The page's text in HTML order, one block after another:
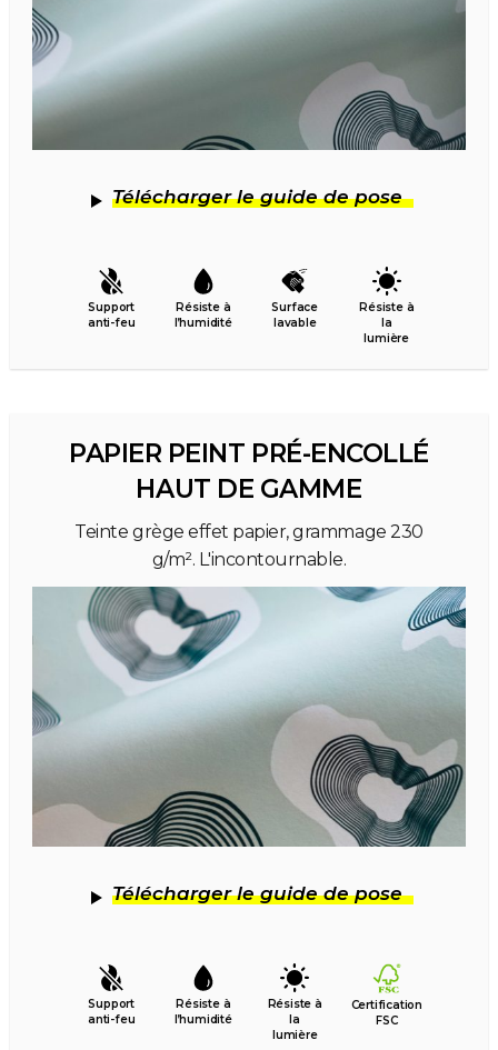
Télécharger le guide de pose
Support
anti-feu
Résiste à
l’humidité
Surface
lavable
Résiste à
la
lumière
PAPIER PEINT PRÉ-ENCOLLÉ
HAUT DE GAMME
Teinte grège effet papier, grammage 230
g/m². L'incontournable.
Télécharger le guide de pose
Support
anti-feu
Résiste à
l’humidité
Résiste à
la
lumière
Certification
FSC